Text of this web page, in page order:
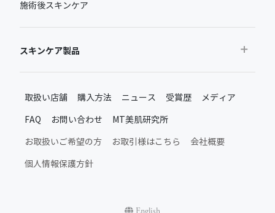
施術後スキンケア
スキンケア製品
MTメタトロン新製品・限定品
施術後のスキンケア
ムーンアッププロダクト
取扱い店舗 購入方法 ニュース 受賞歴 メディア
FAQ お問い合わせ MT美肌研究所
お取扱いご希望の方 お取引様はこちら 会社概要
個人情報保護方針